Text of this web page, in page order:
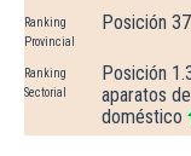
Ranking
Provincial
Posición
Ranking
Sectorial
Posición
aparatos
doméstico